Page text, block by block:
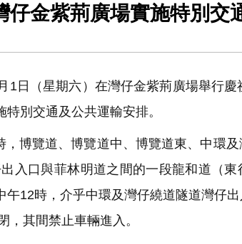
金紫荊廣場實施特別交
日（星期六）在灣仔金紫荊廣場舉行慶
別交通及公共運輸安排。
博覽道、博覽道中、博覽道東、中環
入口與菲林明道之間的一段龍和道（
12時，介乎中環及灣仔繞道隧道灣仔
其間禁止車輛進入。